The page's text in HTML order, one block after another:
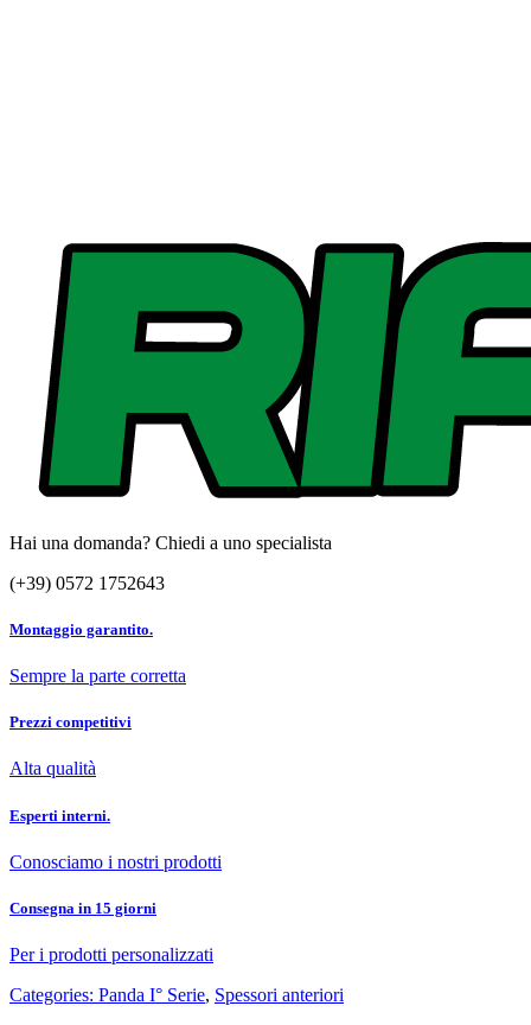
Hai una domanda? Chiedi a uno specialista
(+39) 0572 1752643
Montaggio garantito.
Sempre la parte corretta
Prezzi competitivi
Alta qualità
Esperti interni.
Conosciamo i nostri prodotti
Consegna in 15 giorni
Per i prodotti personalizzati
Categories: Panda I° Serie, Spessori anteriori